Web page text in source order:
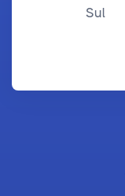
Sul